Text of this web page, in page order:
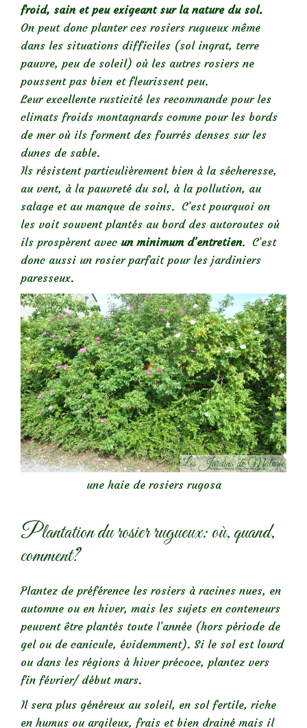
froid, sain et peu exigeant sur la nature du sol.
On peut donc planter ces rosiers rugueux même
dans les situations difficiles (sol ingrat, terre
pauvre, peu de soleil) où les autres rosiers ne
poussent pas bien et fleurissent peu.
Leur excellente rusticité les recommande pour les
climats froids montagnards comme pour les bords
de mer où ils forment des fourrés denses sur les
dunes de sable.
Ils résistent particulièrement bien à la sécheresse,
au vent, à la pauvreté du sol, à la pollution, au
salage et au manque de soins. C’est pourquoi on
les voit souvent plantés au bord des autoroutes où
ils prospèrent avec un minimum d’entretien. C’est
donc aussi un rosier parfait pour les jardiniers
paresseux.
une haie de rosiers rugosa
Plantation du rosier rugueux: où, quand,
comment?
Plantez de préférence les rosiers à racines nues, en
automne ou en hiver, mais les sujets en conteneurs
peuvent être plantés toute l’année (hors période de
gel ou de canicule, évidemment). Si le sol est lourd
ou dans les régions à hiver précoce, plantez vers
fin février/ début mars.
Il sera plus généreux au soleil, en sol fertile, riche
en humus ou argileux, frais et bien drainé mais il